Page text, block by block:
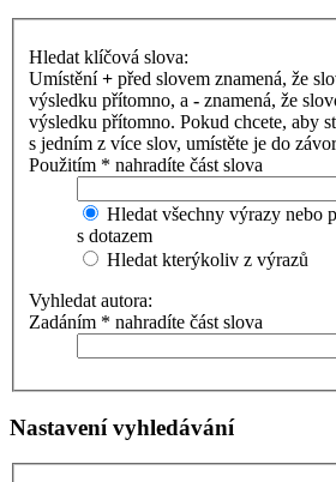
Hledat klíčová slova:
Umístění+ před slovem znamená, že
výsledku přítomno, a - znamená, že
výsledku přítomno. Pokud chcete, aby
s jedním z více slov, umístěte je do
Použitím * nahradíte část slova
Hledat všechny výrazy nebo
s dotazem
Hledat kterýkoliv z výrazů
Vyhledat autora:
Zadáním * nahradíte část slova
Nastavení vyhledávání